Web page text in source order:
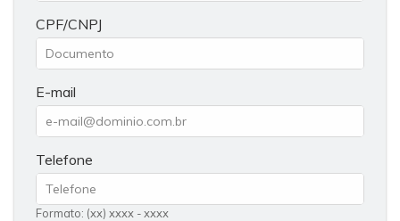
CPF/CNPJ
E-mail
Telefone
Formato: (xx) xxxx - xxxx